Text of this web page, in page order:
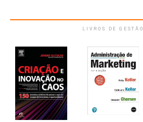
LIVROS DE GESTÃO